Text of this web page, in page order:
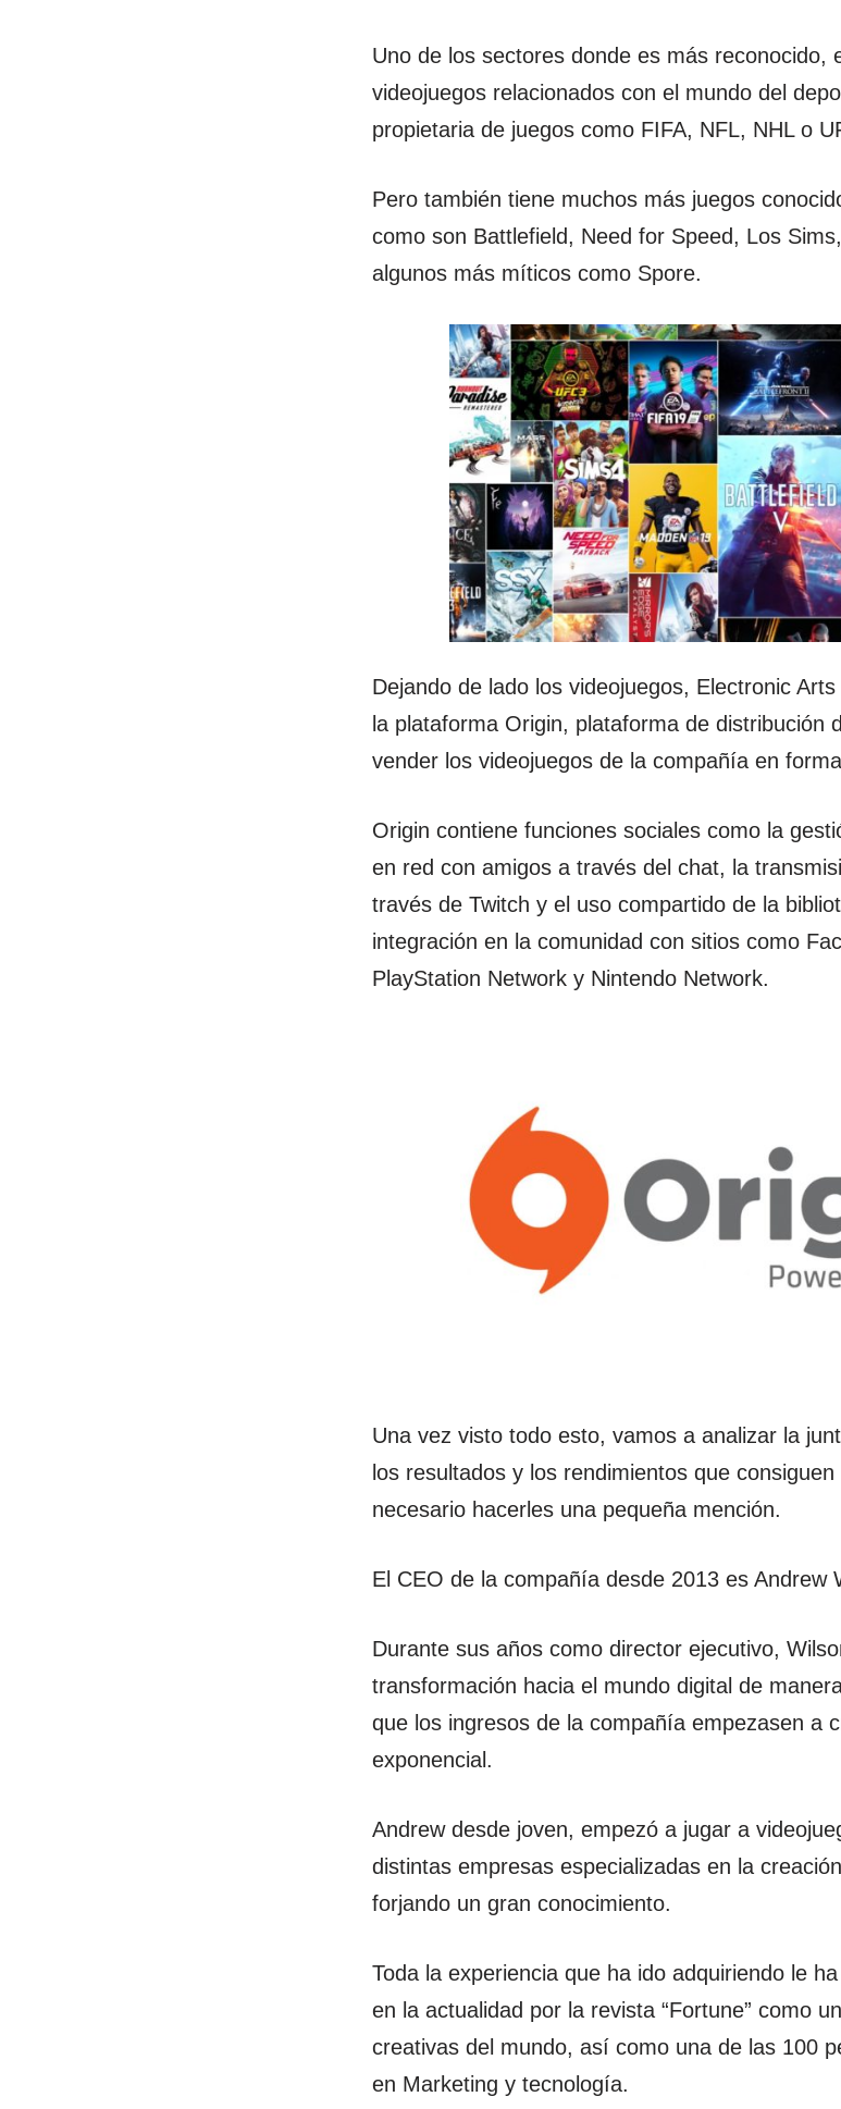
Uno de los sectores donde es más reconocido,
videojuegos relacionados con el mundo del
propietaria de juegos como FIFA, NFL, NHL o
Pero también tiene muchos más juegos
como son Battlefield, Need for Speed, Los
algunos más míticos como Spore.
Dejando de lado los videojuegos, Electronic
la plataforma Origin, plataforma de distribución
vender los videojuegos de la compañía en
Origin contiene funciones sociales como la
en red con amigos a través del chat, la
través de Twitch y el uso compartido de la
integración en la comunidad con sitios como
PlayStation Network y Nintendo Network.
Una vez visto todo esto, vamos a analizar la
los resultados y los rendimientos que
necesario hacerles una pequeña mención.
El CEO de la compañía desde 2013 es Andrew
Durante sus años como director ejecutivo,
transformación hacia el mundo digital de
que los ingresos de la compañía empezasen a
exponencial.
Andrew desde joven, empezó a jugar a
distintas empresas especializadas en la
forjando un gran conocimiento.
Toda la experiencia que ha ido adquiriendo le
en la actualidad por la revista “Fortune” como
creativas del mundo, así como una de las 100
en Marketing y tecnología.